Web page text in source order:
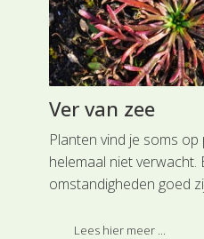
Ver van zee
Planten vind je soms
helemaal niet verwacht.
omstandigheden goed
planten het ver
Lees hier meer ...